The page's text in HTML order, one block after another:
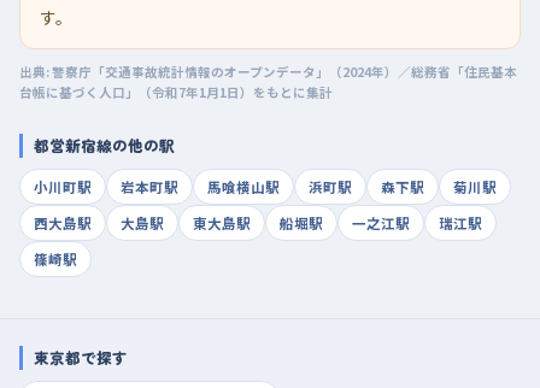
す。
出典: 警察庁「交通事故統計情報のオープンデータ」（2024年）／総務省「住民基本
台帳に基づく人口」（令和7年1月1日）をもとに集計
都営新宿線の他の駅
小川町駅 岩本町駅 馬喰横山駅 浜町駅 森下駅
菊川駅
西大島駅
大島駅 東大島駅 船堀駅 一之江駅
瑞江駅
篠崎駅
東京都で探す